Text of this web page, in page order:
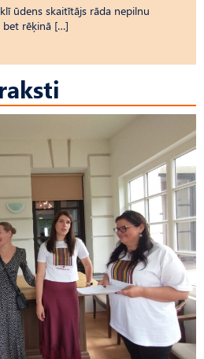
ūdens skaitītājs rāda nepilnu
bet rēķinā […]